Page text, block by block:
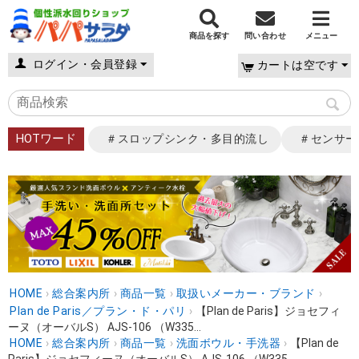
商品を探す 問い合わせ メニュー
ログイン・会員登録 カートは空です
HOTワード ＃スロップシンク・多目的流し ＃センサ
HOME › 総合案内所 › 商品一覧 › 取扱いメーカー・ブランド ›
Plan de Paris／プラン・ド・パリ ›
【Plan de Paris】ジョセフィ
ーヌ（オーバルS） AJS-106 （W335...
HOME › 総合案内所 › 商品一覧 › 洗面ボウル・手洗器 ›
【Plan de